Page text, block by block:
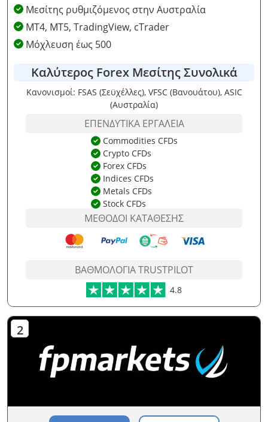
Μεσίτης ρυθμιζόμενος στην Αυστραλία
MT4, MT5, TradingView, cTrader
Μόχλευση έως 500
Καλύτερος Forex Μεσίτης Συνολικά
Κανονισμοί: FSAS (Σεϋχέλλες), VFSC (Βανουάτου), ASIC
(Αυστραλία)
ΕΠΕΝΔΥΤΙΚΆ ΕΡΓΑΛΕΊΑ
Commodities CFDs
Crypto CFDs
Forex CFDs
Indices CFDs
Metals CFDs
Stock CFDs
ΜΈΘΟΔΟΙ ΚΑΤΆΘΕΣΗΣ
ΒΑΘΜΟΛΟΓΊΑ TRUSTPILOT
4.8